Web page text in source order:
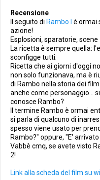
Recensione
Il seguito di Rambo I
è ormai
azione!
Esplosioni, sparatorie,
La ricetta è sempre quella:
sconfigge tutti.
Ricetta che ai giorni d'oggi
non solo funzionava, ma è
di Rambo nella storia dei
anche come personaggio...
conosce Rambo?
Il termine Rambo è ormai
si parla di qualcuno di
spesso viene usato per
Rambo?" oppure, "E'
Vabbè cmq, se avete visto
2!
Link alla scheda del film su